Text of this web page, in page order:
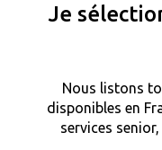
Je
Nous listons
disponibles en
services